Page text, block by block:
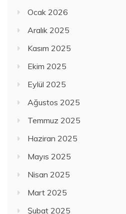
Ocak 2026
Aralık 2025
Kasım 2025
Ekim 2025
Eylül 2025
Ağustos 2025
Temmuz 2025
Haziran 2025
Mayıs 2025
Nisan 2025
Mart 2025
Şubat 2025